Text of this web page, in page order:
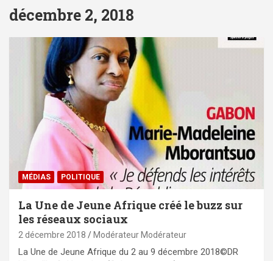
décembre 2, 2018
MÉDIAS POLITIQUE
La Une de Jeune Afrique créé le buzz sur
les réseaux sociaux
2 décembre 2018 Modérateur Modérateur
La Une de Jeune Afrique du 2 au 9 décembre 2018©DR